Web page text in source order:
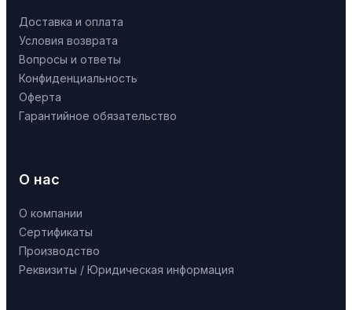
Доставка и оплата
Условия возврата
Вопросы и ответы
Конфиденциальность
Оферта
Гарантийное обязательство
О нас
О компании
Сертификаты
Производство
Реквизиты / Юридическая информация